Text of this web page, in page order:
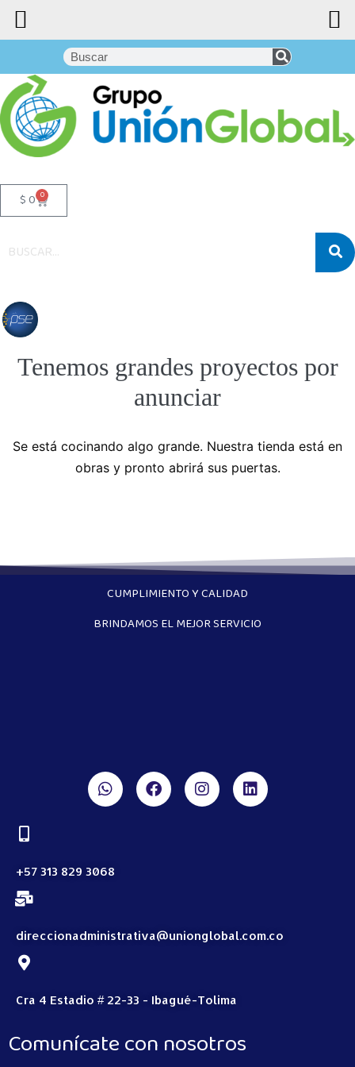
$0 0
Tenemos grandes proyectos por
anunciar
Se está cocinando algo grande. Nuestra tienda está en
obras y pronto abrirá sus puertas.
CUMPLIMIENTO Y CALIDAD
BRINDAMOS EL MEJOR SERVICIO
+57 313 829 3068
direccionadministrativa@unionglobal.com.co
Cra 4 Estadio # 22-33 - Ibagué-Tolima
Comunícate con nosotros